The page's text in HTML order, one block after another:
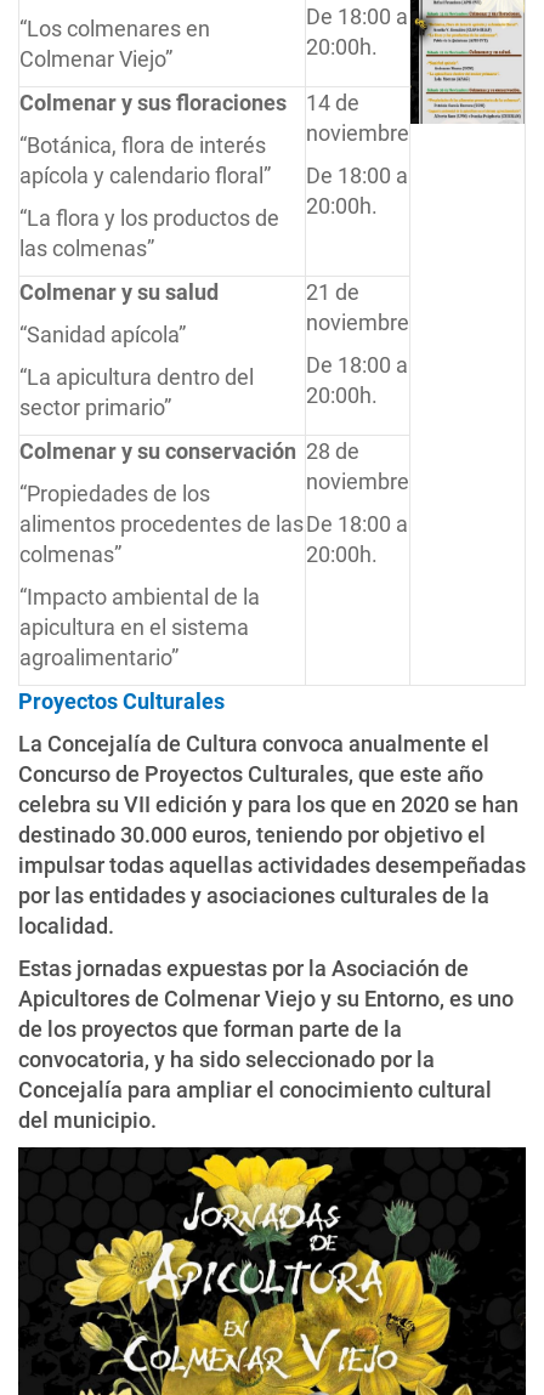
“Los colmenares en
Colmenar Viejo”
De 18:00 a
20:00h.
Colmenar y sus floraciones
“Botánica, flora de interés
apícola y calendario floral”
“La flora y los productos de
las colmenas”
14 de
noviembre
De 18:00 a
20:00h.
Colmenar y su salud
“Sanidad apícola”
“La apicultura dentro del
sector primario”
21 de
noviembre
De 18:00 a
20:00h.
Colmenar y su conservación
“Propiedades de los
alimentos procedentes de las
colmenas”
“Impacto ambiental de la
apicultura en el sistema
agroalimentario”
28 de
noviembre
De 18:00 a
20:00h.
Proyectos Culturales
La Concejalía de Cultura convoca anualmente el
Concurso de Proyectos Culturales, que este año
celebra su VII edición y para los que en 2020 se han
destinado 30.000 euros, teniendo por objetivo el
impulsar todas aquellas actividades desempeñadas
por las entidades y asociaciones culturales de la
localidad.
Estas jornadas expuestas por la Asociación de
Apicultores de Colmenar Viejo y su Entorno, es uno
de los proyectos que forman parte de la
convocatoria, y ha sido seleccionado por la
Concejalía para ampliar el conocimiento cultural
del municipio.